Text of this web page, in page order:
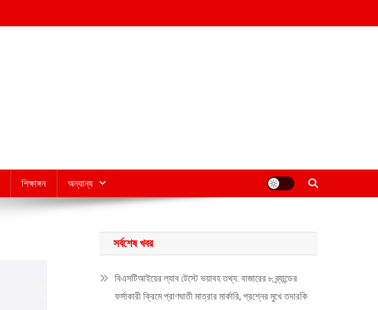
শিক্ষাঙ্গন অন্যান্য
সর্বশেষ খবর
বিএসটিআইয়ের ল্যাব টেস্টে ভয়াবহ তথ্য: বাজারের ৮ ব্র্যান্ডের
ফর্সাকারী ক্রিমে প্রাণঘাতী মাত্রার মার্কারি, প্রশ্নের মুখে তদারকি